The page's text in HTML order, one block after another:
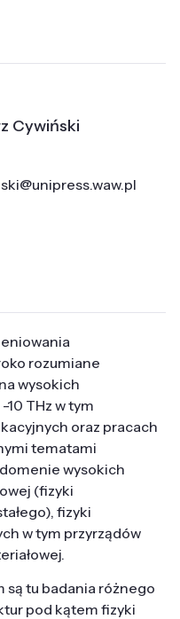
Cywiński
rozumiane
wysokich
10 THz w tym
oraz pracach
tematami
wysokich
(fizyki
fizyki
w tym przyrządów
tu badania różnego
pod kątem fizyki